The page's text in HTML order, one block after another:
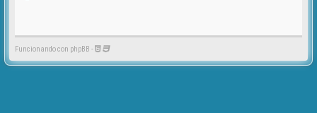
Funcionando con phpBB -